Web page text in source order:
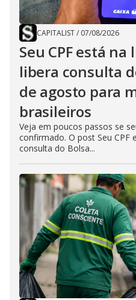
CAPITALIST/ 07/08/2026
Seu CPF está na
libera consulta
de agosto para
brasileiros
Veja em poucos passos se
confirmado. O post Seu CPF
consulta do Bolsa...